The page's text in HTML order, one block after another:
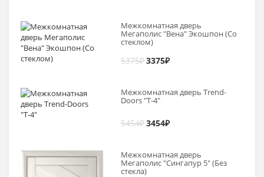
Межкомнатная дверь
Мегаполис "Вена" Экошпон (Со
стеклом)
5375₽3375₽
Межкомнатная дверь Trend-
Doоrs "Т-4"
5454₽3454₽
Межкомнатная дверь
Мегаполис "Сингапур 5" (Без
стекла)